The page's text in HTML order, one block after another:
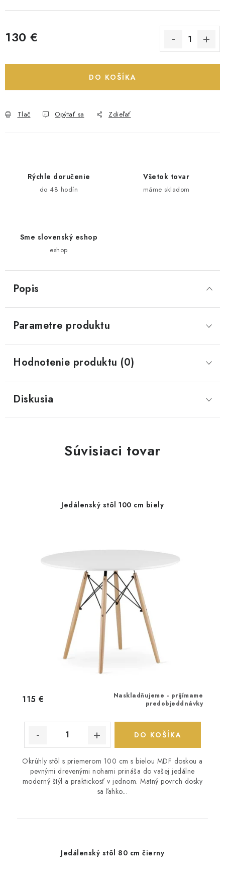
130 €
DO KOŠÍKA
Tlač Opýtať sa Zdieľať
Rýchle doručenie
do 48 hodín
Všetok tovar
máme skladom
Sme slovenský eshop
eshop
Popis
Parametre produktu
Hodnotenie produktu (0)
Diskusia
Súvisiaci tovar
Jedálenský stôl 100 cm biely
Naskladňujeme - prijímame
predobjeddnávky
115 €
DO KOŠÍKA
Okrúhly stôl s priemerom 100 cm s bielou MDF doskou a
pevnými drevenými nohami prináša do vašej jedálne
moderný štýl a praktickosť v jednom. Matný povrch dosky
sa ľahko...
Jedálenský stôl 80 cm čierny